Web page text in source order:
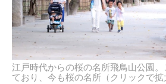
江戸時代からの桜の名所飛鳥山公園
ており、今も桜の名所（クリックで拡